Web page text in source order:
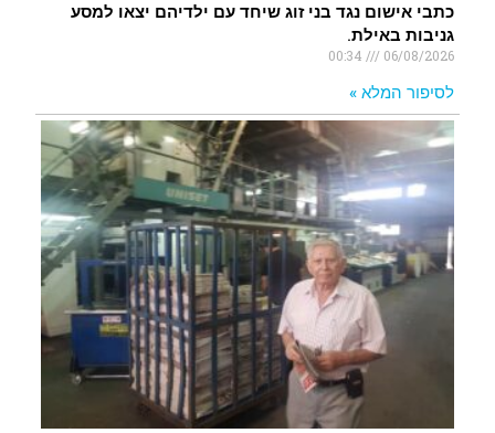
כתבי אישום נגד בני זוג שיחד עם ילדיהם יצאו למסע
גניבות באילת.
06/08/2026
לסיפור המלא »